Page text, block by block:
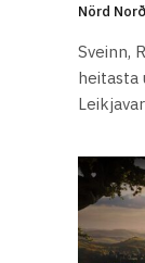
Nörd
Sveinn,
heitasta